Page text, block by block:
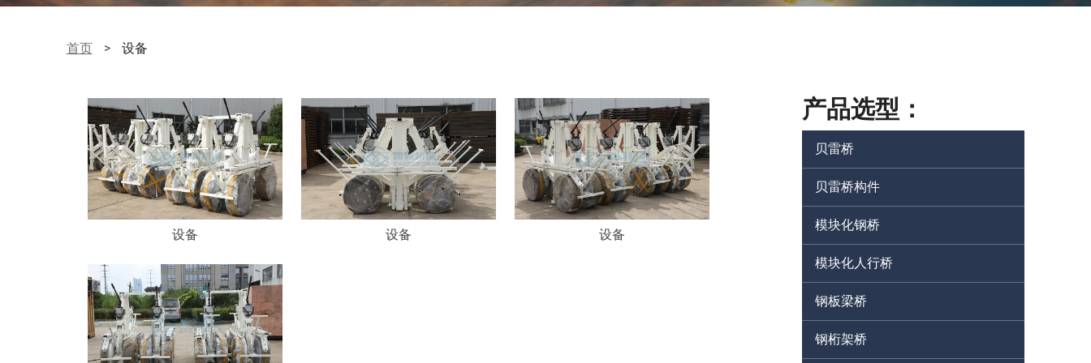
首页 > 设备
设备 设备 设备
产品选型：
贝雷桥
贝雷桥构件
模块化钢桥
模块化人行桥
钢板梁桥
钢桁架桥